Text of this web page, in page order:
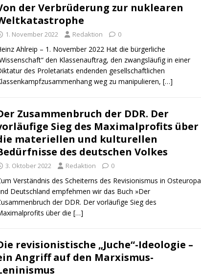
der Verbrüderung zur nuklearen
1. November 2022 Redaktion 0
Ahlreip – 1. November 2022 Hat die bürgerliche
den Klassenauftrag, den zwangsläufig in einer
des Proletariats endenden gesellschaftlichen
weg zu manipulieren, […]
Zusammenbruch der DDR. Der
Sieg des Maximalprofits über
materiellen und kulturellen
des deutschen Volkes
3. Oktober 2022 Redaktion 0
Verständnis des Scheiterns des Revisionismus in Osteuropa
Deutschland empfehmen wir das Buch »Der
der DDR. Der vorläufige Sieg des
über die […]
revisionistische „Juche“-Ideologie –
Angriff auf den Marxismus-